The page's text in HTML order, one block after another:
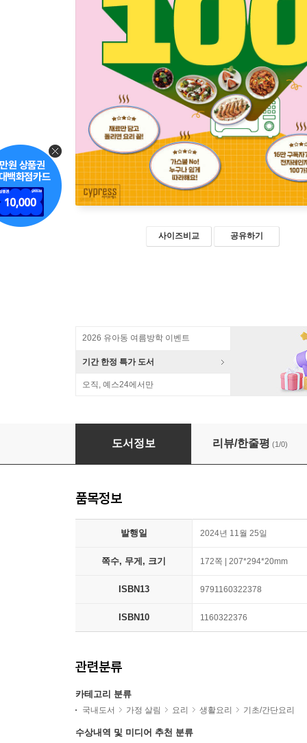
사이즈비교 공유하기
2026 유아동 여름방학 이벤트
기간 한정 특가 도서
오직, 예스24에서만
따뜻한 여사의 5분 컷 전자레인지 레시피 100 (
도서정보 리뷰/한줄평 (1/0)
품목정보
발행일 2024년 11월 25일
쪽수, 무게, 크기 172쪽 | 207*294*20mm
ISBN13 9791160322378
ISBN10 1160322376
관련분류
카테고리 분류
국내도서 가정 살림 요리 생활요리 기초/간단요리
수상내역 및 미디어 추천 분류